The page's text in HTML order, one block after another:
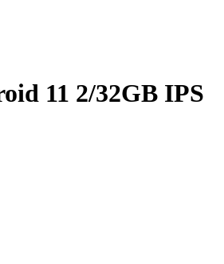
11 2/32GB IPS